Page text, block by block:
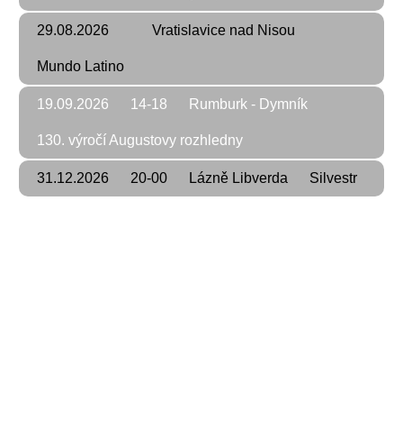
29.08.2026 Vratislavice nad Nisou
Mundo Latino
19.09.2026 14-18 Rumburk - Dymník
130. výročí Augustovy rozhledny
31.12.2026 20-00 Lázně Libverda Silvestr